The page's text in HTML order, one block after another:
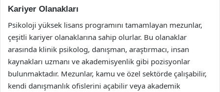
Kariyer Olanakları
Psikoloji yüksek lisans programını tamamlayan mezunlar,
çeşitli kariyer olanaklarına sahip olurlar. Bu olanaklar
arasında klinik psikolog, danışman, araştırmacı, insan
kaynakları uzmanı ve akademisyenlik gibi pozisyonlar
bulunmaktadır. Mezunlar, kamu ve özel sektörde çalışabilir,
kendi danışmanlık ofislerini açabilir veya akademik